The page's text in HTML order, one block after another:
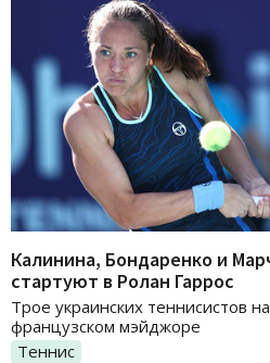
Калинина, Бондаренко и
стартуют в Ролан Гаррос
Трое украинских теннисистов
французском мэйджоре
Теннис